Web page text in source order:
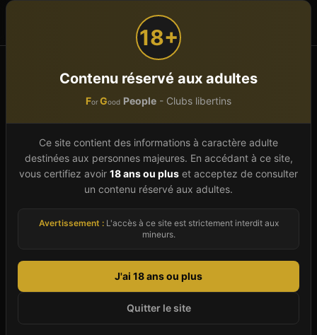
18+
Contenu réservé aux adultes
ForGood People - Clubs libertins
Ce site contient des informations à caractère adulte
destinées aux personnes majeures. En accédant à ce site,
vous certifiez avoir 18 ans ou plus et acceptez de consulter
un contenu réservé aux adultes.
Avertissement :L'accès à ce site est strictement interdit aux
mineurs.
J'ai 18 ans ou plus
Quitter le site
Accueil Auvergne-Rhône-Alpes
Ain (01)
Club libertin àSt Trivier Sur
Moignans (01)
St Trivier Sur Moignans (Ain) fait partie des villes
libertinage s'exprime dans des établissements
présente le club libertin identifié à St Trivier Sur
Moignans, avec pour chacun une description
détaillée, les coordonnées vérifiées, les horaires